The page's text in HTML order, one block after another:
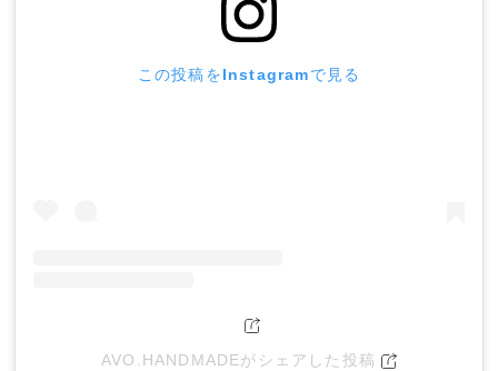
この投稿をInstagramで見る
AVO.HANDMADEがシェアした投稿